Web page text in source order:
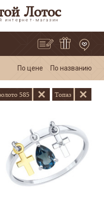
Лотос
интернет-магазин
По цене По названию
585 Топаз